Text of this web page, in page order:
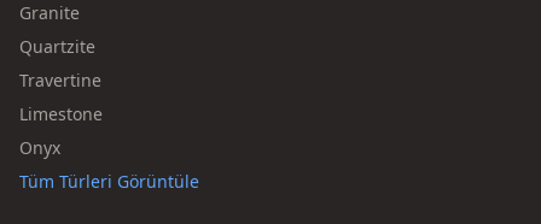
Granite
Quartzite
Travertine
Limestone
Onyx
Tüm Türleri Görüntüle